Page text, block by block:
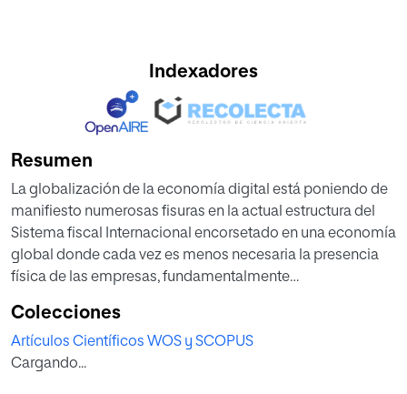
Indexadores
Resumen
La globalización de la economía digital está poniendo de
manifiesto numerosas fisuras en la actual estructura del
Sistema fiscal Internacional encorsetado en una economía
global donde cada vez es menos necesaria la presencia
física de las empresas, fundamentalmente
circunstancia implica un grave problema para determinar
en qué jurisdicción deberían gravarse los eneficios
obtenidos. En este contexto organizaciones como la
Colecciones
Artículos Científicos WOS y SCOPUS
Cargando...